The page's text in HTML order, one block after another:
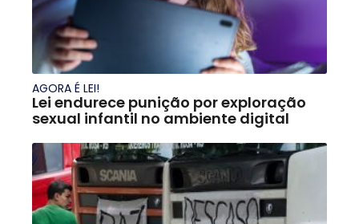
AGORA É LEI!
Lei endurece punição por exploração
sexual infantil no ambiente digital